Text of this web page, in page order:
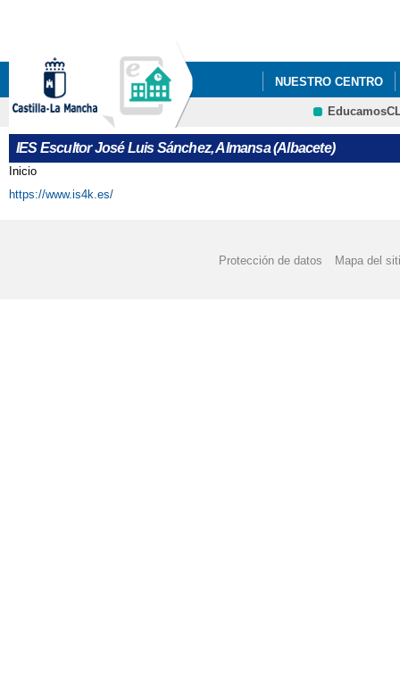
NUESTRO CENTRO
CRFP
IES Escultor José Luis Sánchez, Almansa (Albacete)
Se encuentra usted aquí
Inicio
https://www.is4k.es/
Protección de datos Mapa del